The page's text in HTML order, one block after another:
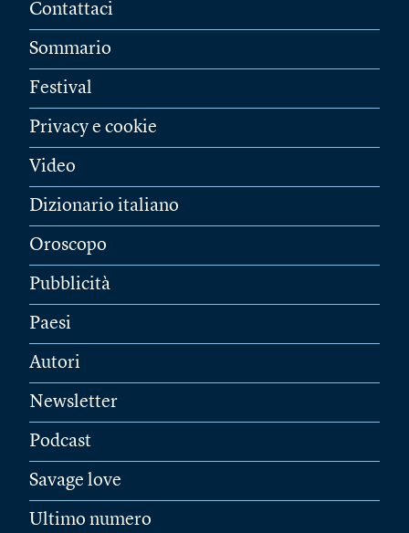
Contattaci
Sommario
Festival
Privacy e cookie
Video
Dizionario italiano
Oroscopo
Pubblicità
Paesi
Autori
Newsletter
Podcast
Savage love
Ultimo numero